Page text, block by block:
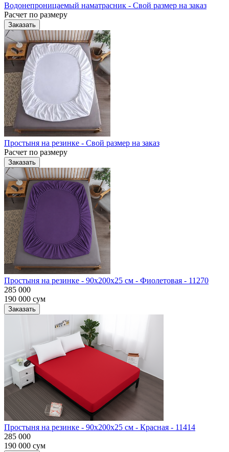
Водонепроницаемый наматрасник - Свой размер на заказ
Расчет по размеру
Заказать
Простыня на резинке - Свой размер на заказ
Расчет по размеру
Заказать
Простыня на резинке - 90x200x25 cм - Фиолетовая - 11270
285 000
190 000 сум
Заказать
Простыня на резинке - 90x200x25 cм - Красная - 11414
285 000
190 000 сум